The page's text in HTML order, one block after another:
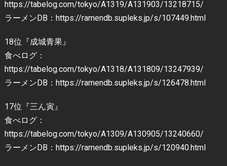
https://tabelog.com/tokyo/A1319/A131903/13218715/
ラーメンDB：https://ramendb.supleks.jp/s/107449.html
18位『成城青果』
食べログ：
https://tabelog.com/tokyo/A1318/A131809/13247939/
ラーメンDB：https://ramendb.supleks.jp/s/126478.html
17位『三ん寅』
食べログ：
https://tabelog.com/tokyo/A1309/A130905/13240660/
ラーメンDB：https://ramendb.supleks.jp/s/120940.html